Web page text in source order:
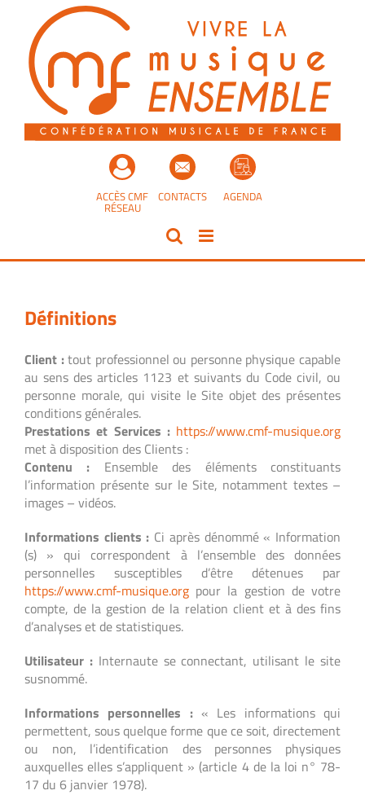
contenu
AGENDA
CONTACTS
ACCÈS CMF
RÉSEAU
Définitions
Client :tout professionnel ou personne physique capable
au sens des articles 1123 et suivants du Code civil, ou
personne morale, qui visite le Site objet des présentes
conditions générales.
Prestations et Services : https://www.cmf-musique.org
met à disposition des Clients :
Contenu : Ensemble des éléments constituants
l’information présente sur le Site, notamment textes –
images – vidéos.
Informations clients : Ci après dénommé « Information
(s) » qui correspondent à l’ensemble des données
personnelles susceptibles d’être détenues par
https://www.cmf-musique.org pour la gestion de votre
compte, de la gestion de la relation client et à des fins
d’analyses et de statistiques.
Utilisateur :Internaute se connectant, utilisant le site
susnommé.
Informations personnelles :« Les informations qui
permettent, sous quelque forme que ce soit, directement
ou non, l’identification des personnes physiques
auxquelles elles s’appliquent » (article 4 de la loi n° 78-
17 du 6 janvier 1978).